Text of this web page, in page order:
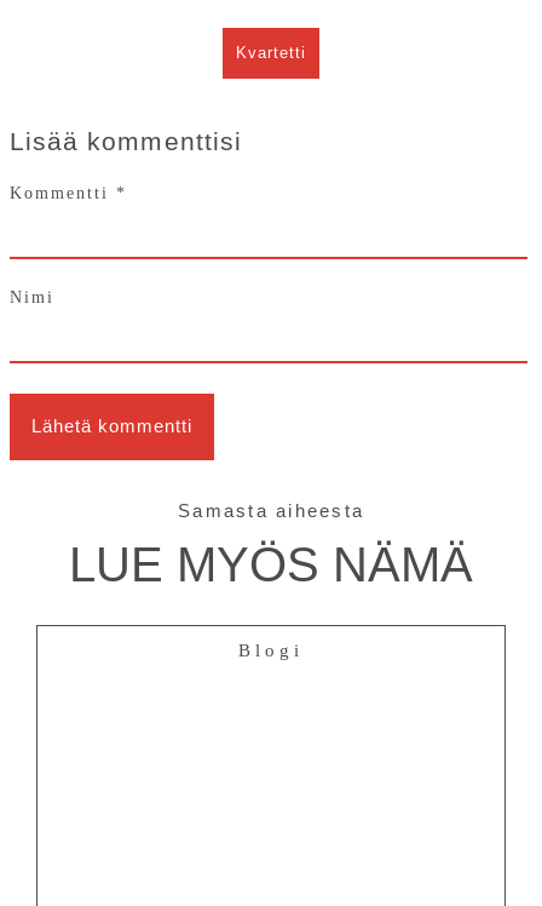
Kvartetti
Lisää kommenttisi
Kommentti *
Nimi
Samasta aiheesta
LUE MYÖS NÄMÄ
Blogi